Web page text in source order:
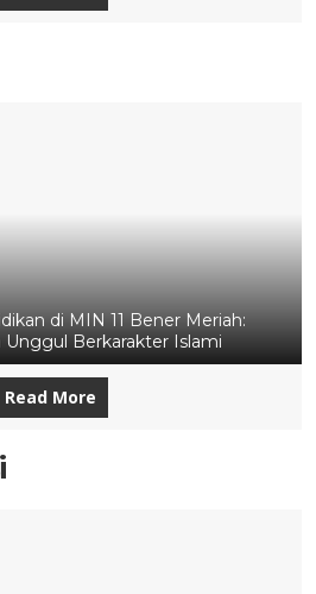
di MIN 11 Bener Meriah:
Unggul Berkarakter Islami
Read More